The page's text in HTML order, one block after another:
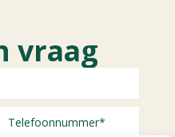
vraag